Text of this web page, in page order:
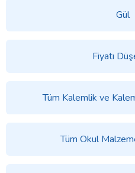
Gül
Fiyatı
Tüm Kalemlik ve
Tüm Okul